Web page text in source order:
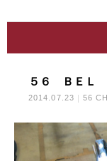
５６ ＢＥＬ
2014.07.23 56